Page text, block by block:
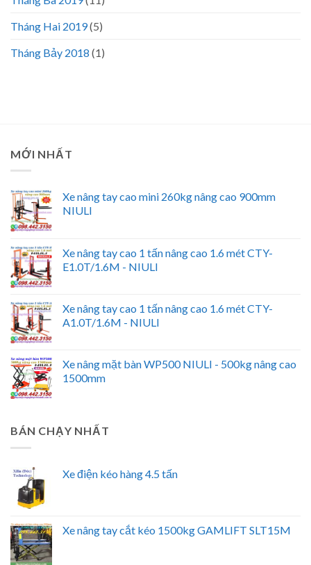
Tháng Hai 2019(5)
Tháng Bảy 2018 (1)
MỚI NHẤT
Xe nâng tay cao mini 260kg nâng cao 900mm
NIULI
Xe nâng tay cao 1 tấn nâng cao 1.6 mét CTY-
E1.0T/1.6M - NIULI
Xe nâng tay cao 1 tấn nâng cao 1.6 mét CTY-
A1.0T/1.6M - NIULI
Xe nâng mặt bàn WP500 NIULI - 500kg nâng cao
1500mm
BÁN CHẠY NHẤT
Xe điện kéo hàng 4.5 tấn
Xe nâng tay cắt kéo 1500kg GAMLIFT SLT15M